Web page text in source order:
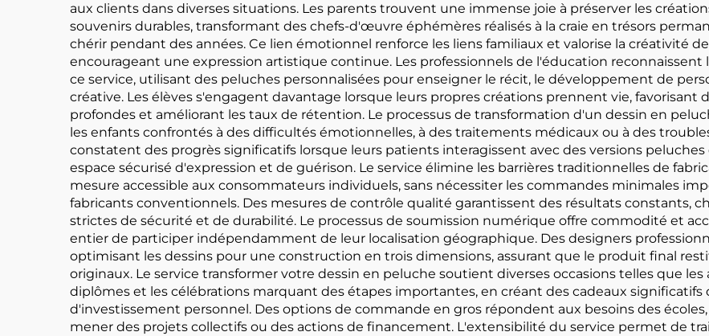
de
aux clients dans diverses situations. Les parents trouvent une immense joie à préserver les
souvenirs durables, transformant des chefs-d'œuvre éphémères réalisés à la craie en trésors
chérir pendant des années. Ce lien émotionnel renforce les liens familiaux et valorise la créativité
encourageant une expression artistique continue. Les professionnels de l'éducation
ce service, utilisant des peluches personnalisées pour enseigner le récit, le développement de
créative. Les élèves s'engagent davantage lorsque leurs propres créations prennent vie, favorisant
profondes et améliorant les taux de rétention. Le processus de transformation d'un dessin en
les enfants confrontés à des difficultés émotionnelles, à des traitements médicaux ou à des
constatent des progrès significatifs lorsque leurs patients interagissent avec des versions
espace sécurisé d'expression et de guérison. Le service élimine les barrières traditionnelles de
mesure accessible aux consommateurs individuels, sans nécessiter les commandes minimales
fabricants conventionnels. Des mesures de contrôle qualité garantissent des résultats constants,
strictes de sécurité et de durabilité. Le processus de soumission numérique offre commodité et
entier de participer indépendamment de leur localisation géographique. Des designers
optimisant les dessins pour une construction en trois dimensions, assurant que le produit final
originaux. Le service transformer votre dessin en peluche soutient diverses occasions telles que les
diplômes et les célébrations marquant des étapes importantes, en créant des cadeaux
d'investissement personnel. Des options de commande en gros répondent aux besoins des
mener des projets collectifs ou des actions de financement. L'extensibilité du service permet de